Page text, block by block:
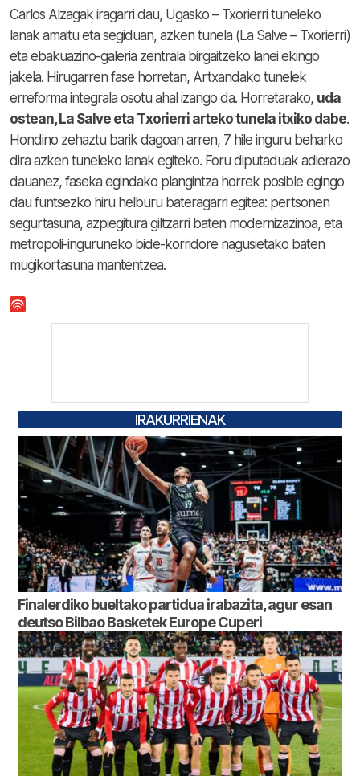
Carlos Alzagak iragarri dau, Ugasko – Txorierri tuneleko
lanak amaitu eta segiduan, azken tunela (La Salve – Txorierri)
eta ebakuazino-galeria zentrala birgaitzeko lanei ekingo
jakela. Hirugarren fase horretan, Artxandako tunelek
erreforma integrala osotu ahal izango da. Horretarako, uda
ostean, La Salve eta Txorierri arteko tunela itxiko dabe.
Hondino zehaztu barik dagoan arren, 7 hile inguru beharko
dira azken tuneleko lanak egiteko. Foru diputaduak adierazo
dauanez, faseka egindako plangintza horrek posible egingo
dau funtsezko hiru helburu bateragarri egitea: pertsonen
segurtasuna, azpiegitura giltzarri baten modernizazinoa, eta
metropoli-inguruneko bide-korridore nagusietako baten
mugikortasuna mantentzea.
IRAKURRIENAK
Finalerdiko bueltako partidua irabazita, agur esan
deutso Bilbao Basketek Europe Cuperi